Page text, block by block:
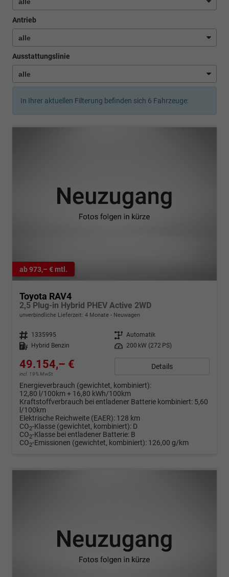
Antrieb
Ausstattungslinie
In Ihrer aktuellen Filterung befinden sich 6 Fahrzeuge:
ab 973,– € mtl.
Toyota RAV4
2,5 Plug-in Hybrid PHEV Active 2WD
unverbindliche Lieferzeit: 4 Monate Neuwagen
Fahrzeugnr. 1335995 Getriebe Automatik
Kraftstoff
Hybrid Benzin Leistung 200 kW (272 PS)
49.154,– €
incl. 19% MwSt.
Details
Energieverbrauch (gewichtet, kombiniert):
12,80 l/100km + 16,80 kWh/100km
Kraftstoffverbrauch bei entladener Batterie kombiniert: 5,60
l/100km
Elektrische Reichweite (EAER): 128 km
CO2-Klasse (gewichtet, kombiniert): D
CO2-Klasse bei entladener Batterie: B
CO2-Emissionen (gewichtet, kombiniert): 126,00 g/km